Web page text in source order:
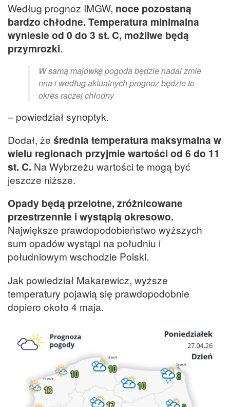
Według prognoz IMGW, noce pozostaną
bardzo chłodne. Temperatura minimalna
wyniesie od 0 do 3 st. C, możliwe będą
przymrozki.
W samą majówkę pogoda będzie nadal zmie
nna i według aktualnych prognoz będzie to
okres raczej chłodny
– powiedział synoptyk.
Dodał, że średnia temperatura maksymalna w
wielu regionach przyjmie wartości od 6 do 11
st. C. Na Wybrzeżu wartości te mogą być
jeszcze niższe.
Opady będą przelotne, zróżnicowane
przestrzennie i wystąpią okresowo.
Największe prawdopodobieństwo wyższych
sum opadów wystąpi na południu i
południowym wschodzie Polski.
Jak powiedział Makarewicz, wyższe
temperatury pojawią się prawdopodobnie
dopiero około 4 maja.